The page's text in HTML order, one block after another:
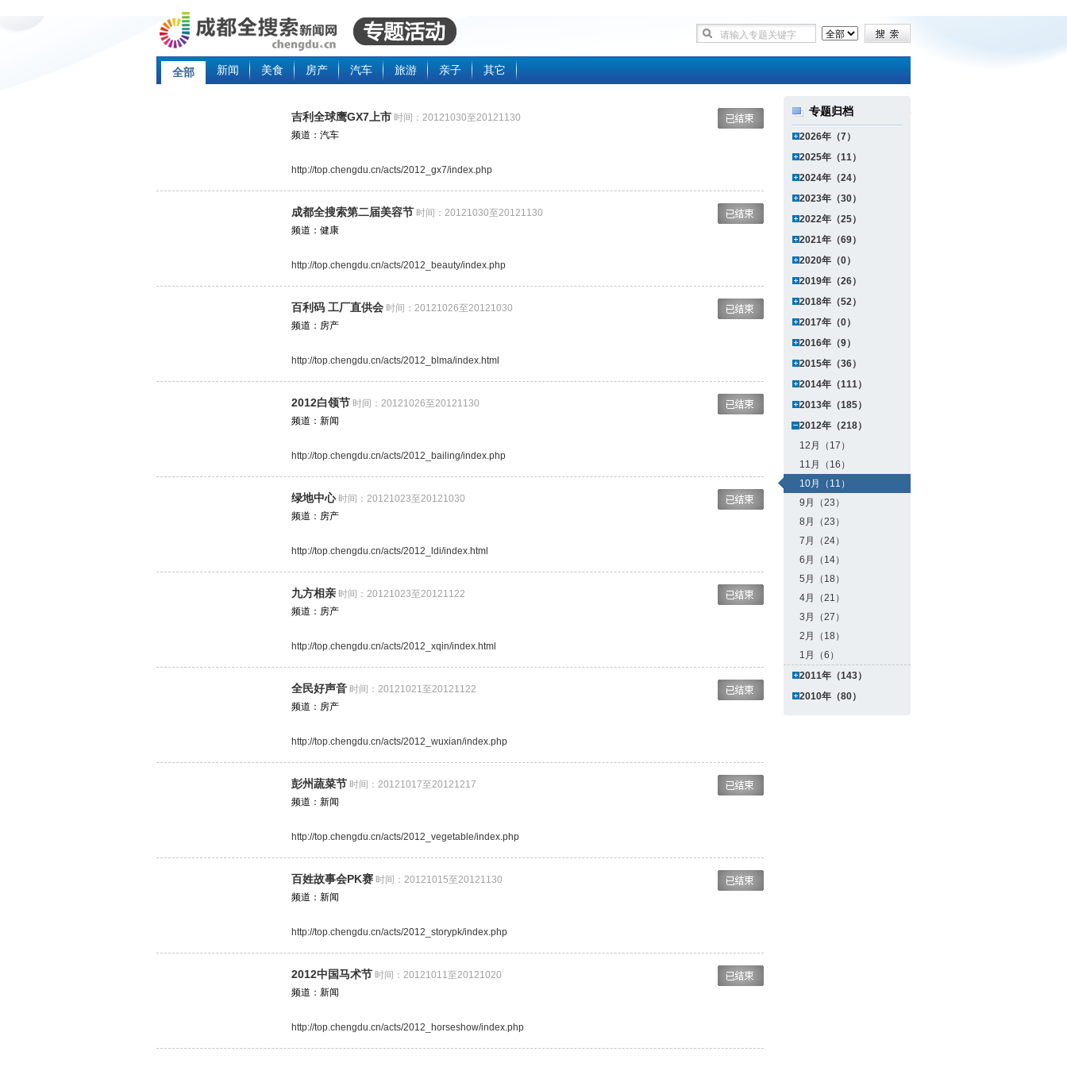
全部 新闻 美食 房产 汽车 旅游 亲子 其它
吉利全球鹰GX7上市 时间：20121030至20121130
频道：汽车
http://top.chengdu.cn/acts/2012_gx7/index.php
成都全搜索第二届美容节 时间：20121030至20121130
频道：健康
http://top.chengdu.cn/acts/2012_beauty/index.php
百利码 工厂直供会 时间：20121026至20121030
频道：房产
http://top.chengdu.cn/acts/2012_blma/index.html
2012白领节 时间：20121026至20121130
频道：新闻
http://top.chengdu.cn/acts/2012_bailing/index.php
绿地中心 时间：20121023至20121030
频道：房产
http://top.chengdu.cn/acts/2012_ldi/index.html
九方相亲 时间：20121023至20121122
频道：房产
http://top.chengdu.cn/acts/2012_xqin/index.html
全民好声音 时间：20121021至20121122
频道：房产
http://top.chengdu.cn/acts/2012_wuxian/index.php
彭州蔬菜节 时间：20121017至20121217
频道：新闻
http://top.chengdu.cn/acts/2012_vegetable/index.php
百姓故事会PK赛 时间：20121015至20121130
频道：新闻
http://top.chengdu.cn/acts/2012_storypk/index.php
2012中国马术节 时间：20121011至20121020
频道：新闻
http://top.chengdu.cn/acts/2012_horseshow/index.php
专题归档
2026年（7）
2025年（11）
2024年（24）
2023年（30）
2022年（25）
2021年（69）
2020年（0）
2019年（26）
2018年（52）
2017年（0）
2016年（9）
2015年（36）
2014年（111）
2013年（185）
2012年（218）
12月（17）
11月（16）
10月（11）
9月（23）
8月（23）
7月（24）
6月（14）
5月（18）
4月（21）
3月（27）
2月（18）
1月（6）
2011年（143）
2010年（80）